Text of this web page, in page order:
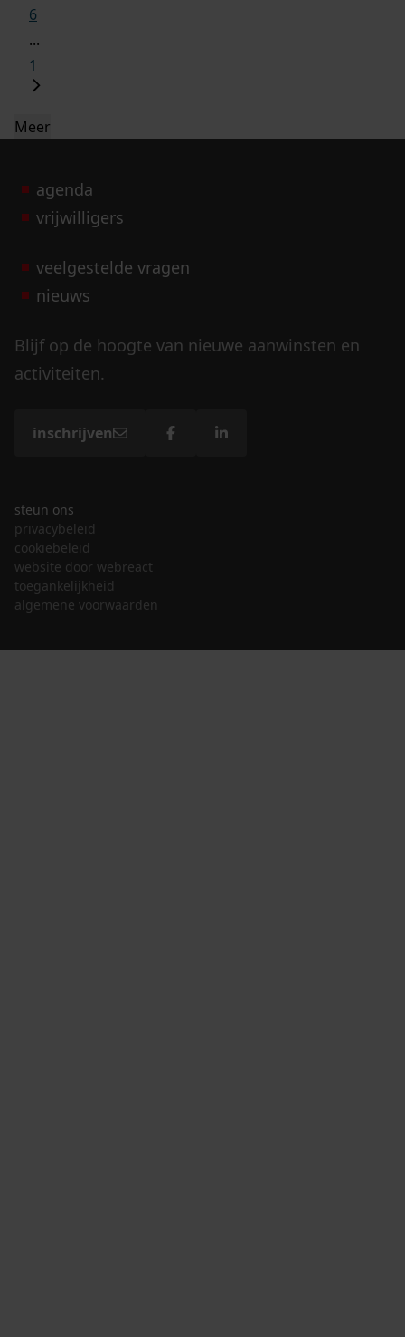
6
...
1
Meer
agenda
vrijwilligers
veelgestelde vragen
nieuws
Blijf op de hoogte van nieuwe aanwinsten en
activiteiten.
inschrijven
steun ons
privacybeleid
cookiebeleid
website door webreact
toegankelijkheid
algemene voorwaarden